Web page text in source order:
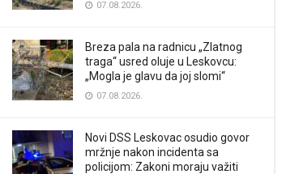
07.08.2026.
Breza pala na radnicu „Zlatnog
traga“ usred oluje u Leskovcu:
„Mogla je glavu da joj slomi“
07.08.2026.
Novi DSS Leskovac osudio govor
mržnje nakon incidenta sa
policijom: Zakoni moraju važiti